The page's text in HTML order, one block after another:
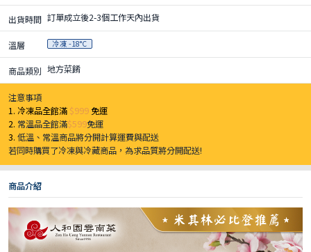
出貨時間 訂單成立後2-3個工作天內出貨
溫層 冷凍 -18°C
商品類別 地方菜餚
注意事項
1. 冷凍品全館滿 $999免運
2. 常溫品全館滿$599免運
3.低溫、常溫商品將分開計算運費與配送
若同時購買了冷凍與冷藏商品，為求品質將分開配送!
商品介紹